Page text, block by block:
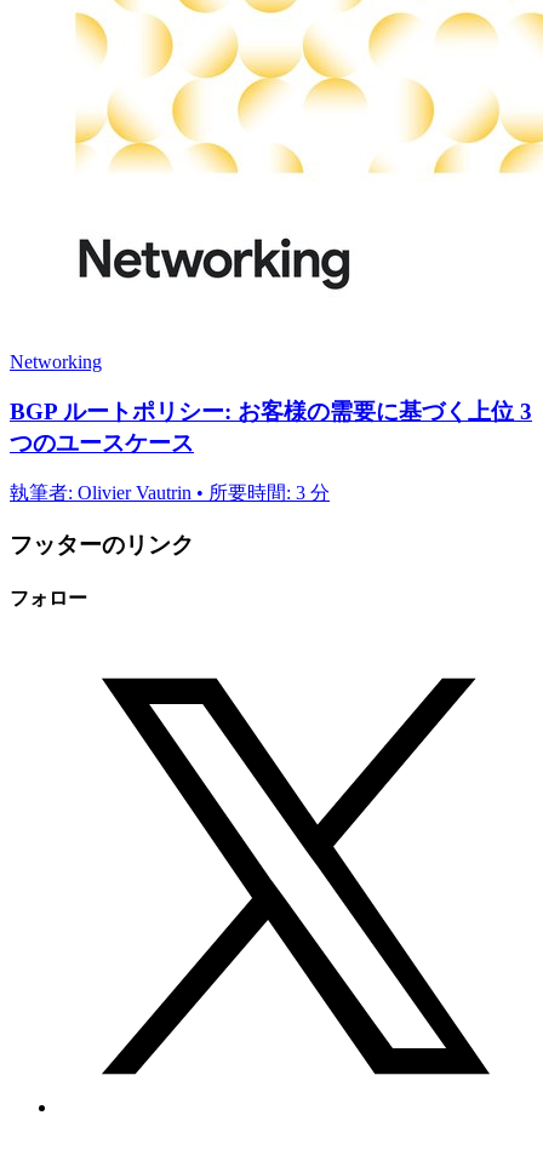
Networking
BGP ルートポリシー: お客様の需要に基づく上位 3
つのユースケース
執筆者: Olivier Vautrin • 所要時間: 3 分
フッターのリンク
フォロー